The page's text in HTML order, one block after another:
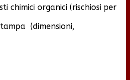
chimici organici (rischiosi per
(dimensioni,